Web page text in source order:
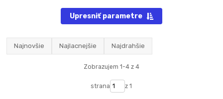
Upresniť parametre
Najnovšie Najlacnejšie Najdrahšie
Zobrazujem 1-4 z 4
strana z 1